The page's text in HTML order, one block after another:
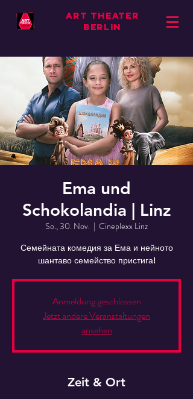
ART THEATER
BERLIN
Ema und
Schokolandia | Linz
So., 30. Nov.
  |
Cineplexx Linz
Семейната комедия за Ема и нейното
шантаво семейство пристига!
Anmeldung geschlossen
Jetzt andere Veranstaltungen
ansehen
Zeit & Ort